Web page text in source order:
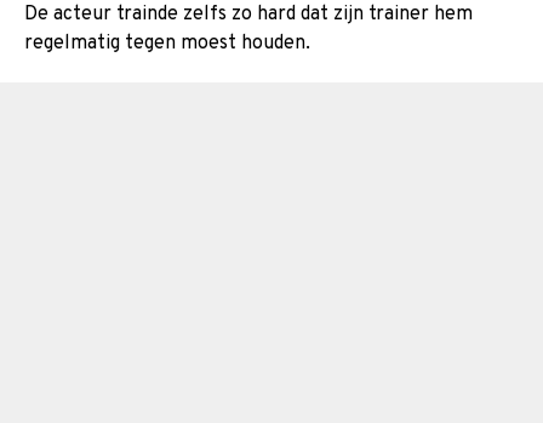
De acteur trainde zelfs zo hard dat zijn trainer hem
regelmatig tegen moest houden.